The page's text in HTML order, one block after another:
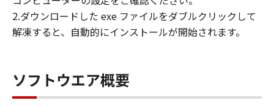
2.ダウンロードした exe ファイルをダブルクリックして
解凍すると、自動的にインストールが開始されます。
ソフトウエア概要